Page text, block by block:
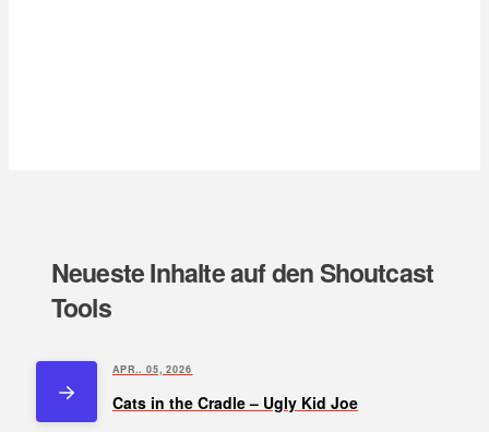
Neueste Inhalte auf den Shoutcast
Tools
APR.. 05, 2026
Cats in the Cradle – Ugly Kid Joe